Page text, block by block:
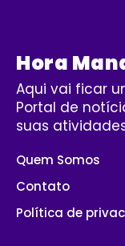
Hora
Aqui vai ficar
Portal de
suas
Quem Somos
Contato
Política de